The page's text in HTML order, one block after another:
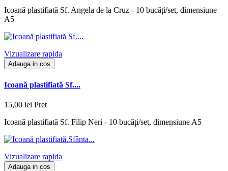
Icoană plastifiată Sf. Angela de la Cruz - 10 bucăți/set, dimensiune
A5
Vizualizare rapida
Adauga in cos
Icoană plastifiată Sf....
15,00 lei Pret
Icoană plastifiată Sf. Filip Neri - 10 bucăți/set, dimensiune A5
Vizualizare rapida
Adauga in cos